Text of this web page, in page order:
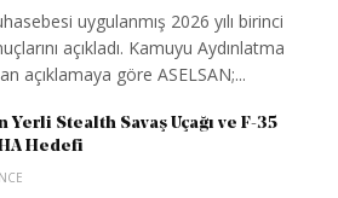
uygulanmış 2026 yılı birinci
açıkladı. Kamuyu Aydınlatma
açıklamaya göre ASELSAN;...
Yerli Stealth Savaş Uçağı ve F-35
Hedefi